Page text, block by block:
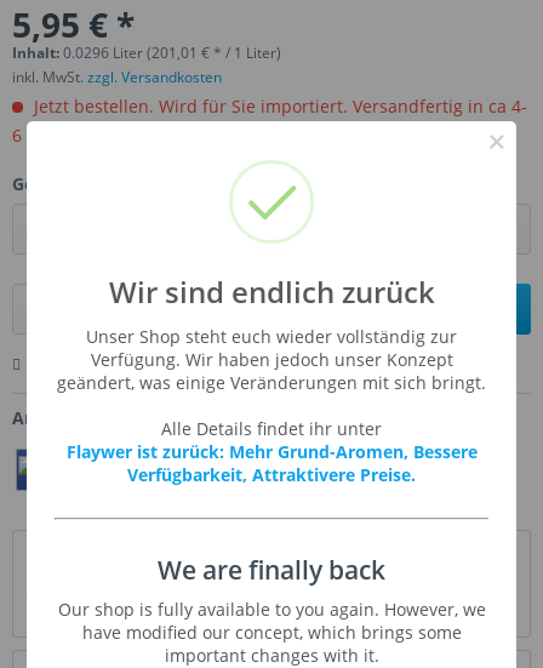
5,95 € *
Inhalt:0.0296 Liter (201,01 € * / 1 Liter)
inkl. MwSt. zzgl. Versandkosten
Jetzt bestellen. Wird für Sie importiert. Versandfertig in ca 4-
6 Wochen.
Gebinde:
In den Warenkorb
Merken Bewerten Fragen zum Artikel
Artikel-Nr.: FW-COUM
Teilen Twittern Pin It
Sweet Cumarin Geschmack, schön und glatt perfekt
Mischung für holzigen Geschmack Liebhaber....mehr
×
Wir sind endlich zurück
Unser Shop steht euch wieder vollständig zur
Verfügung. Wir haben jedoch unser Konzept
geändert, was einige Veränderungen mit sich bringt.
Alle Details findet ihr unter
Flaywer ist zurück: Mehr Grund-Aromen, Bessere
Verfügbarkeit, Attraktivere Preise.
We are finally back
Our shop is fully available to you again. However, we
have modified our concept, which brings some
important changes with it.